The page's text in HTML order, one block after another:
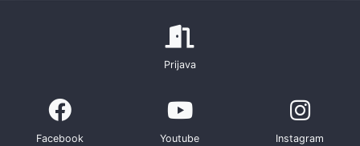
Prijava
Facebook Youtube Instagram